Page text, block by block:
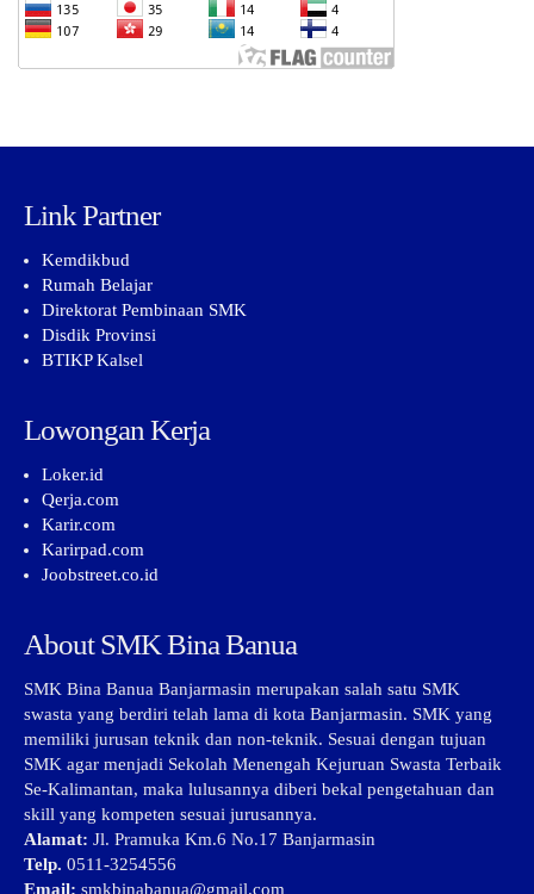
Link Partner
Kemdikbud
Rumah Belajar
Direktorat Pembinaan SMK
Disdik Provinsi
BTIKP Kalsel
Lowongan Kerja
Loker.id
Qerja.com
Karir.com
Karirpad.com
Joobstreet.co.id
About SMK Bina Banua
SMK Bina Banua Banjarmasin merupakan salah satu SMK
swasta yang berdiri telah lama di kota Banjarmasin. SMK yang
memiliki jurusan teknik dan non-teknik. Sesuai dengan tujuan
SMK agar menjadi Sekolah Menengah Kejuruan Swasta Terbaik
Se-Kalimantan, maka lulusannya diberi bekal pengetahuan dan
skill yang kompeten sesuai jurusannya.
Alamat: Jl. Pramuka Km.6 No.17 Banjarmasin
Telp. 0511-3254556
Email: smkbinabanua@gmail.com